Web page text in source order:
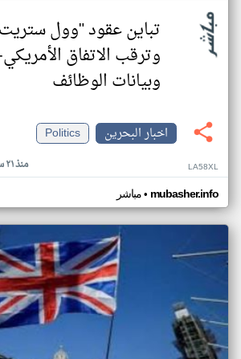
تباين عقود "وول
وترقب الاتفاق
وبيانات الوظائف
اخبار البحرين
Politics
منذ ٢١ ساعة LA58XL
مباشر• mubasher.info